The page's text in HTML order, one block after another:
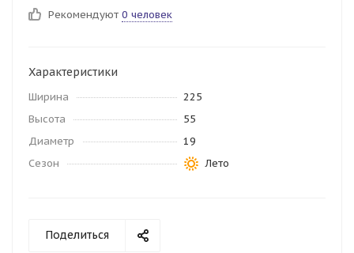
Рекомендуют 0 человек
Характеристики
Ширина
225
Высота
55
Диаметр
19
Сезон
Лето
Поделиться